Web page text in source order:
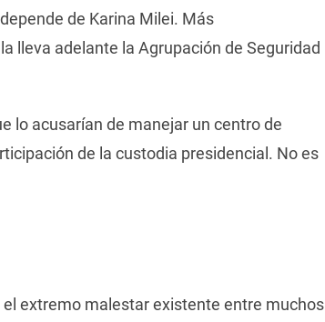
de Karina Milei. Más
lleva adelante la Agrupación de Seguridad
lo acusarían de manejar un centro de
de la custodia presidencial. No es
extremo malestar existente entre muchos